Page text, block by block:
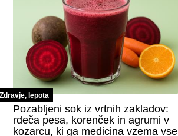
Zdravje, lepota
Pozabljeni sok iz vrtnih zakladov:
rdeča pesa, korenček in agrumi v
kozarcu, ki ga medicina vzema vse